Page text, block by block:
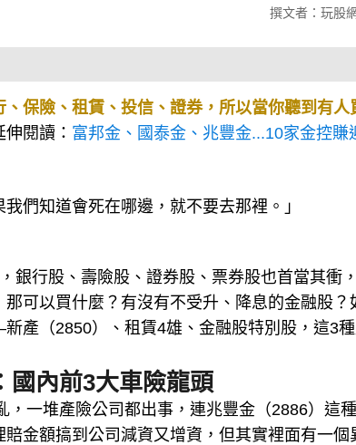
撰文者：玩股
保險、租賃、投信、證券，所以當你聽到有
伸閱讀： 富邦金、國泰金、兆豐金...10家金控
們知道會死在哪邊，就不要去那裡。」
銀行股、壽險股、證券股、票券股也首當其衝
可以買什麼？有沒有不受升、降息的金融股
產（2850）、租賃4雄、金融股特別股，這3種
國內前3大車險龍頭
，一堆產險公司都出事，連兆豐金（2886）這
賠金額搞到公司減資又增資，但其實裡面有一個